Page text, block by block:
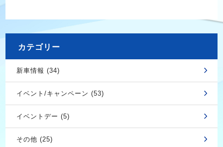
カテゴリー
新車情報 (34)
イベント/キャンペーン (53)
イベントデー (5)
その他 (25)